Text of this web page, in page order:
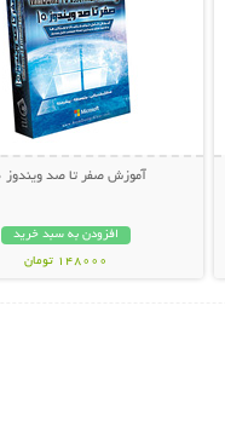
آموزش صفر تا صد ویندوز 10
افزودن به سبد خرید
148000 تومان